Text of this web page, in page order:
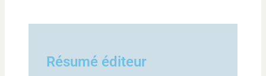
Résumé éditeur